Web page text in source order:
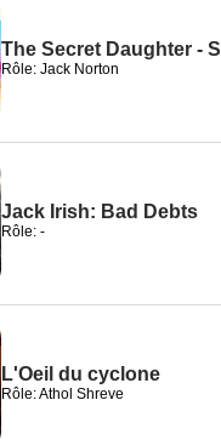
The Secret Daughter -
Rôle: Jack Norton
Jack Irish: Bad Debts
Rôle: -
L'Oeil du cyclone
Rôle: Athol Shreve